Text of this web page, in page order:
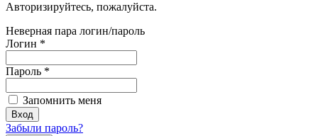
Авторизируйтесь, пожалуйста.
Неверная пара логин/пароль
Логин *
Пароль *
Запомнить меня
Забыли пароль?